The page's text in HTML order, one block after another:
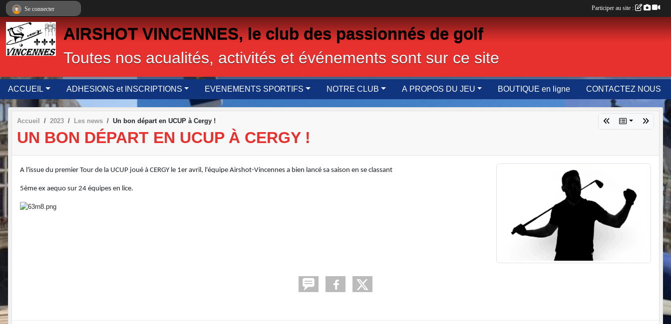
AIRSHOT VINCENNES, le club des passionnés de golf
Toutes nos acualités, activités et événements sont sur ce site
ACCUEIL ADHESIONS et INSCRIPTIONS EVENEMENTS SPORTIFS NOTRE CLUB A PROPOS DU JEU BOUTIQUE en ligne CONTACTEZ NOUS
Accueil 2023 Les news Un bon départ en UCUP à Cergy !
UN BON DÉPART EN UCUP À CERGY !
A l'issue du premier Tour de la UCUP joué à CERGY le 1er avril, l'équipe Airshot-Vincennes a bien lancé sa saison en se classant
5ème ex aequo sur 24 équipes en lice.
Se connecter Participer au site :
Panneau de gestion des cookies